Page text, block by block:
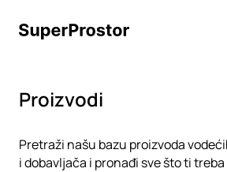
Proizvodi
Pretraži našu bazu proizvoda
i dobavljača i pronađi sve što ti